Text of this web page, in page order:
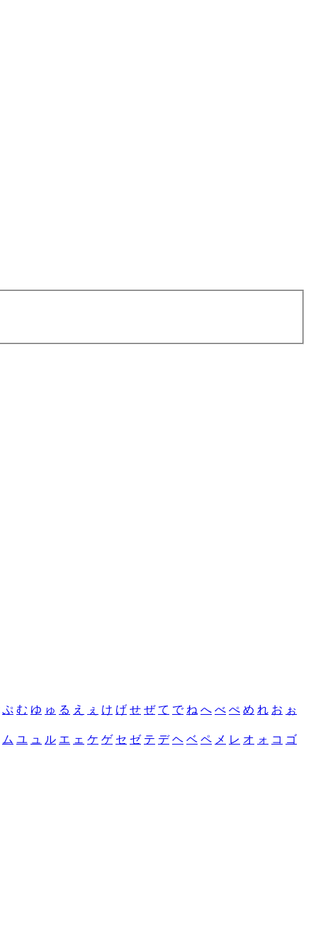
ぷ む ゆ ゅ る え ぇ け げ せ ぜ て で ね へ べ ぺ め れ お ぉ
ム ユ ュ ル エ ェ ケ ゲ セ ゼ テ デ ヘ ベ ペ メ レ オ ォ コ ゴ